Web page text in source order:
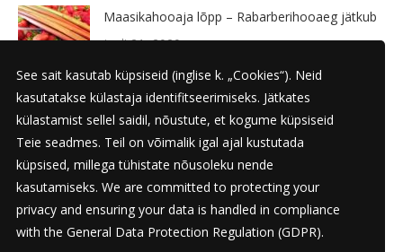
Maasikahooaja lõpp – Rabarberihooaeg jätkub
juuli 21, 2020
UUS TOODE! – Konjakikomm
juuni 17, 2020
Karamelle 20 aastat!
juuni 1, 2020
See sait kasutab küpsiseid (inglise k. „Cookies“). Neid
kasutatakse külastaja identifitseerimiseks. Jätkates
külastamist sellel saidil, nõustute, et kogume küpsiseid
Teie seadmes. Teil on võimalik igal ajal kustutada
küpsised, millega tühistate nõusoleku nende
kasutamiseks. We are committed to protecting your
privacy and ensuring your data is handled in compliance
with the General Data Protection Regulation (GDPR).